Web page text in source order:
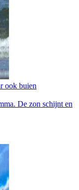
ook buien
De zon schijnt en